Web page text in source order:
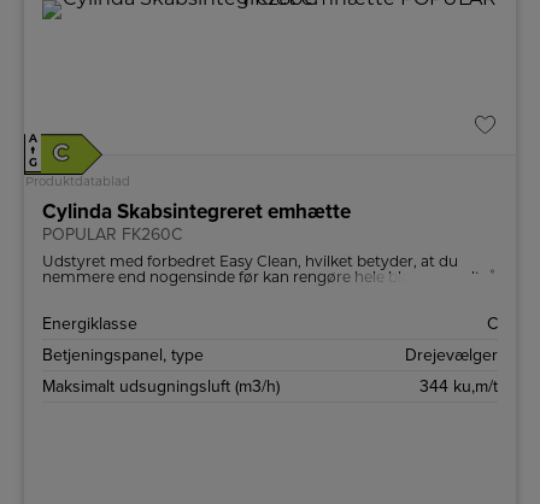
A
↑
G
C
Produktdatablad
Cylinda Skabsintegreret emhætte
POPULAR FK260C
Udstyret med forbedret Easy Clean, hvilket betyder, at du
nemmere end nogensinde før kan rengøre hele blæseren, altså
Energiklasse
C
Betjeningspanel, type
Drejevælger
Maksimalt udsugningsluft (m3/h)
344 ku,m/t